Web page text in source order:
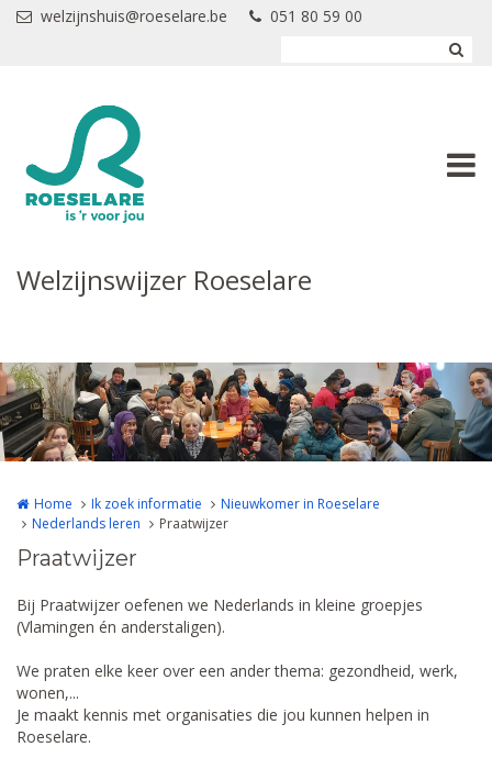
Overslaan en naar de inhoud gaan
welzijnshuis@roeselare.be 051 80 59 00
Welzijnswijzer Roeselare
Home Ik zoek informatie
Nieuwkomer in Roeselare
Nederlands leren
Praatwijzer
Praatwijzer
Bij Praatwijzer oefenen we Nederlands in kleine groepjes
(Vlamingen én anderstaligen).
We praten elke keer over een ander thema: gezondheid, werk,
wonen,...
Je maakt kennis met organisaties die jou kunnen helpen in
Roeselare.